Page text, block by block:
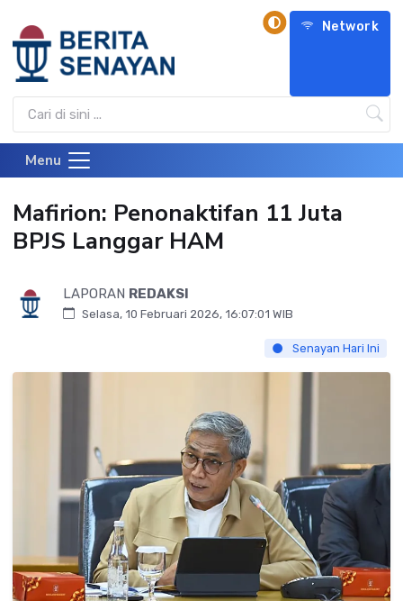
Network
Menu
Mafirion: Penonaktifan 11 Juta
BPJS Langgar HAM
LAPORAN REDAKSI
Selasa, 10 Februari 2026, 16:07:01 WIB
Senayan Hari Ini